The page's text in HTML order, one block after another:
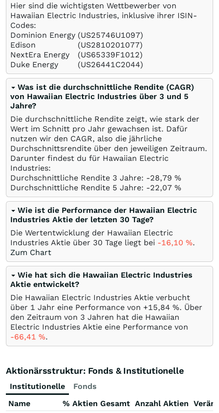
Hier sind die wichtigsten Wettbewerber von
Hawaiian Electric Industries, inklusive ihrer ISIN-
Codes:
Dominion Energy (US25746U1097)
Edison
(US2810201077)
NextEra Energy
(US65339F1012)
Duke Energy
(US26441C2044)
Was ist die durchschnittliche Rendite (CAGR)
von Hawaiian Electric Industries über 3 und 5
Jahre?
Die durchschnittliche Rendite zeigt, wie stark der
Wert im Schnitt pro Jahr gewachsen ist. Dafür
nutzen wir den CAGR, also die jährliche
Durchschnittsrendite über den jeweiligen Zeitraum.
Darunter findest du für Hawaiian Electric
Industries:
Durchschnittliche Rendite 3 Jahre: -28,79 %
Durchschnittliche Rendite 5 Jahre: -22,07 %
Wie ist die Performance der Hawaiian Electric
Industries Aktie der letzten 30 Tage?
Die Wertentwicklung der Hawaiian Electric
Industries Aktie über 30 Tage liegt bei -16,10 %.
Zum Chart
Wie hat sich die Hawaiian Electric Industries
Aktie entwickelt?
Die Hawaiian Electric Industries Aktie verbucht
über 1 Jahr eine Performance von +15,84 %. Über
den Zeitraum von 3 Jahren hat die Hawaiian
Electric Industries Aktie eine Performance von
-66,41 %.
Aktionärsstruktur: Fonds & Institutionelle
Institutionelle
Fonds
Name
% Aktien Gesamt Anzahl Aktien